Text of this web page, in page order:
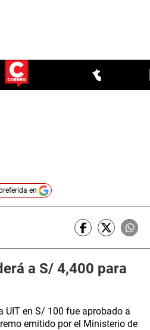
en
a S/ 4,400 para
UIT en S/ 100 fue aprobado a
emitido por el Ministerio de